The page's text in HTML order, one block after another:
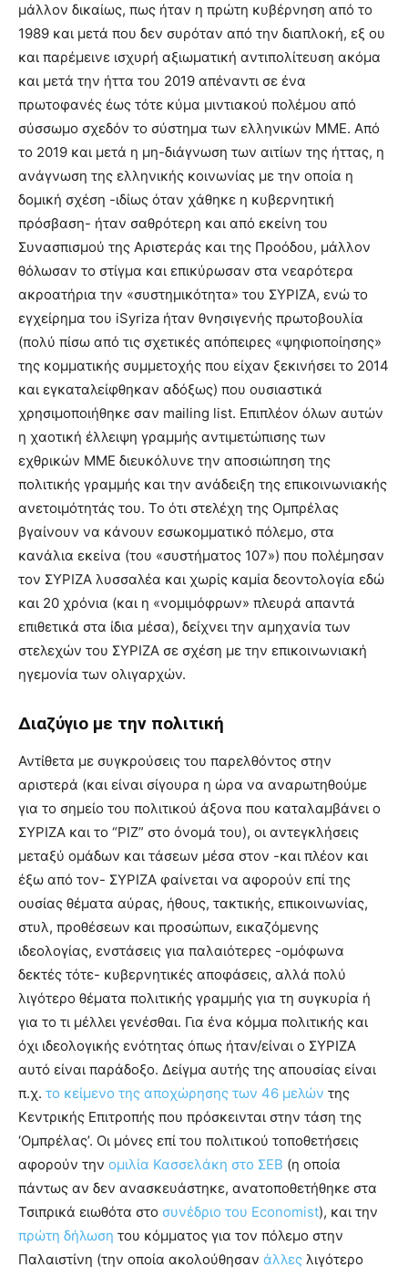
μάλλον δικαίως, πως ήταν η πρώτη κυβέρνηση από το
1989 και μετά που δεν συρόταν από την διαπλοκή, εξ ου
και παρέμεινε ισχυρή αξιωματική αντιπολίτευση ακόμα
και μετά την ήττα του 2019 απέναντι σε ένα
πρωτοφανές έως τότε κύμα μιντιακού πολέμου από
σύσσωμο σχεδόν το σύστημα των ελληνικών ΜΜΕ. Από
το 2019 και μετά η μη-διάγνωση των αιτίων της ήττας, η
ανάγνωση της ελληνικής κοινωνίας με την οποία η
δομική σχέση -ιδίως όταν χάθηκε η κυβερνητική
πρόσβαση- ήταν σαθρότερη και από εκείνη του
Συνασπισμού της Αριστεράς και της Προόδου, μάλλον
θόλωσαν το στίγμα και επικύρωσαν στα νεαρότερα
ακροατήρια την «συστημικότητα» του ΣΥΡΙΖΑ, ενώ το
εγχείρημα του iSyriza ήταν θνησιγενής πρωτοβουλία
(πολύ πίσω από τις σχετικές απόπειρες «ψηφιοποίησης»
της κομματικής συμμετοχής που είχαν ξεκινήσει το 2014
και εγκαταλείφθηκαν αδόξως) που ουσιαστικά
χρησιμοποιήθηκε σαν mailing list. Επιπλέον όλων αυτών
η χαοτική έλλειψη γραμμής αντιμετώπισης των
εχθρικών ΜΜΕ διευκόλυνε την αποσιώπηση της
πολιτικής γραμμής και την ανάδειξη της επικοινωνιακής
ανετοιμότητάς του. Το ότι στελέχη της Ομπρέλας
βγαίνουν να κάνουν εσωκομματικό πόλεμο, στα
κανάλια εκείνα (του «συστήματος 107») που πολέμησαν
τον ΣΥΡΙΖΑ λυσσαλέα και χωρίς καμία δεοντολογία εδώ
και 20 χρόνια (και η «νομιμόφρων» πλευρά απαντά
επιθετικά στα ίδια μέσα), δείχνει την αμηχανία των
στελεχών του ΣΥΡΙΖΑ σε σχέση με την επικοινωνιακή
ηγεμονία των ολιγαρχών.
Διαζύγιο με την πολιτική
Αντίθετα με συγκρούσεις του παρελθόντος στην
αριστερά (και είναι σίγουρα η ώρα να αναρωτηθούμε
για το σημείο του πολιτικού άξονα που καταλαμβάνει ο
ΣΥΡΙΖΑ και το “ΡΙΖ” στο όνομά του), οι αντεγκλήσεις
μεταξύ ομάδων και τάσεων μέσα στον -και πλέον και
έξω από τον- ΣΥΡΙΖΑ φαίνεται να αφορούν επί της
ουσίας θέματα αύρας, ήθους, τακτικής, επικοινωνίας,
στυλ, προθέσεων και προσώπων, εικαζόμενης
ιδεολογίας, ενστάσεις για παλαιότερες -ομόφωνα
δεκτές τότε- κυβερνητικές αποφάσεις, αλλά πολύ
λιγότερο θέματα πολιτικής γραμμής για τη συγκυρία ή
για το τι μέλλει γενέσθαι. Για ένα κόμμα πολιτικής και
όχι ιδεολογικής ενότητας όπως ήταν/είναι ο ΣΥΡΙΖΑ
αυτό είναι παράδοξο. Δείγμα αυτής της απουσίας είναι
π.χ. το κείμενο της αποχώρησης των 46 μελών της
Κεντρικής Επιτροπής που πρόσκεινται στην τάση της
‘Ομπρέλας’. Οι μόνες επί του πολιτικού τοποθετήσεις
αφορούν την ομιλία Κασσελάκη στο ΣΕΒ (η οποία
πάντως αν δεν ανασκευάστηκε, ανατοποθετήθηκε στα
Τσιπρικά ειωθότα στο συνέδριο του Economist), και την
πρώτη δήλωση του κόμματος για τον πόλεμο στην
Παλαιστίνη (την οποία ακολούθησαν άλλες λιγότερο